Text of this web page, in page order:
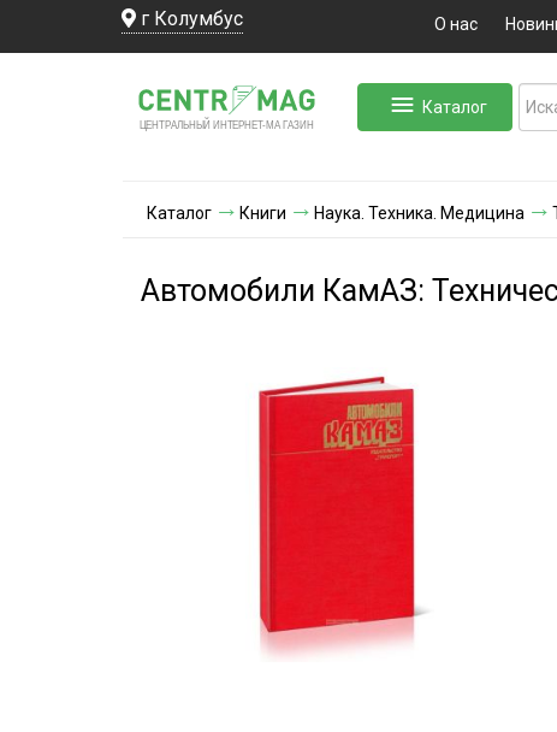
г Колумбус О нас
ЦЕНТРАЛЬНЫЙ ИНТЕРНЕТ-МА ГАЗИН
Каталог
Каталог Книги Наука. Техника. Медицина
Автомобили КамАЗ: